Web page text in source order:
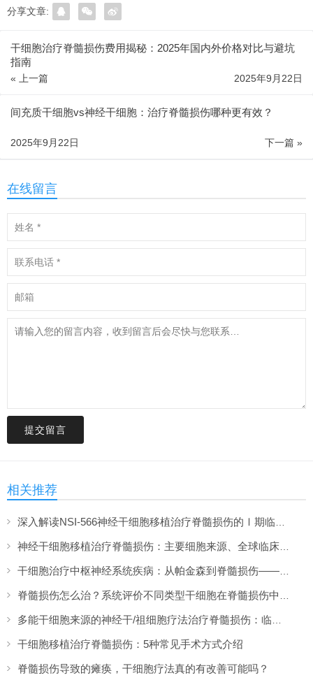
分享文章:
干细胞治疗脊髓损伤费用揭秘：2025年国内外价格对比与避坑
指南
« 上一篇 2025年9月22日
间充质干细胞vs神经干细胞：治疗脊髓损伤哪种更有效？
下一篇 »
2025年9月22日
在线留言
提交留言
相关推荐
干细胞移植治疗脊髓损伤：5种常见手术方式介绍
脊髓损伤导致的瘫痪，干细胞疗法真的有改善可能吗？